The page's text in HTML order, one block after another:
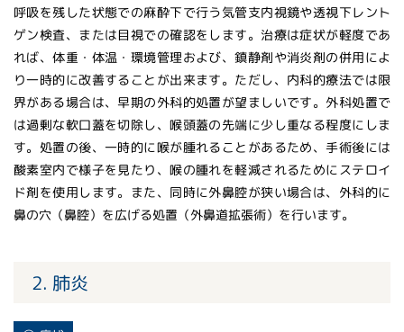
呼吸を残した状態での麻酔下で行う気管支内視鏡や透視下レント
ゲン検査、または目視での確認をします。治療は症状が軽度であ
れば、体重・体温・環境管理および、鎮静剤や消炎剤の併用によ
り一時的に改善することが出来ます。ただし、内科的療法では限
界がある場合は、早期の外科的処置が望ましいです。外科処置で
は過剰な軟口蓋を切除し、喉頭蓋の先端に少し重なる程度にしま
す。処置の後、一時的に喉が腫れることがあるため、手術後には
酸素室内で様子を見たり、喉の腫れを軽減されるためにステロイ
ド剤を使用します。また、同時に外鼻腔が狭い場合は、外科的に
鼻の穴（鼻腔）を広げる処置（外鼻道拡張術）を行います。
2. 肺炎